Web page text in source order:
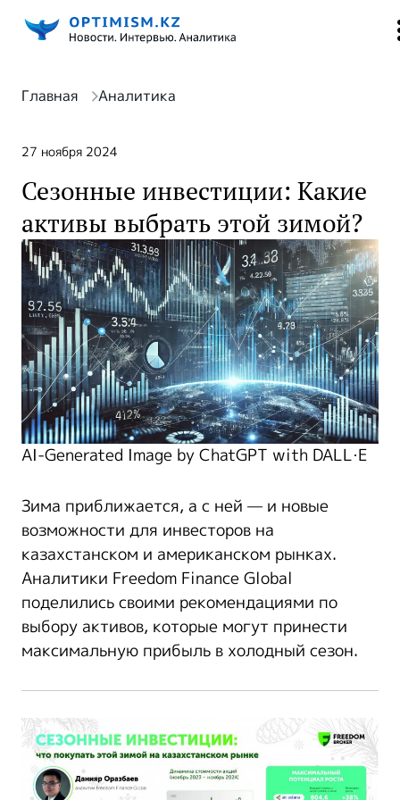
Главная Аналитика
27 ноября 2024
Сезонные инвестиции: Какие
активы выбрать этой зимой?
AI-Generated Image by ChatGPT with DALL·E
Зима приближается, а с ней — и новые
возможности для инвесторов на
казахстанском и американском рынках.
Аналитики Freedom Finance Global
поделились своими рекомендациями по
выбору активов, которые могут принести
максимальную прибыль в холодный сезон.